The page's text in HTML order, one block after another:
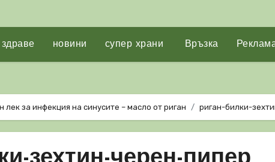
здраве новини супер храни Връзка
лек за инфекция на синусите – масло от риган риган-билки-